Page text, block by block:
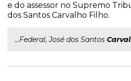
e do assessor no Supremo
dos Santos Carvalho Filho.
...Federal, José dos Santos